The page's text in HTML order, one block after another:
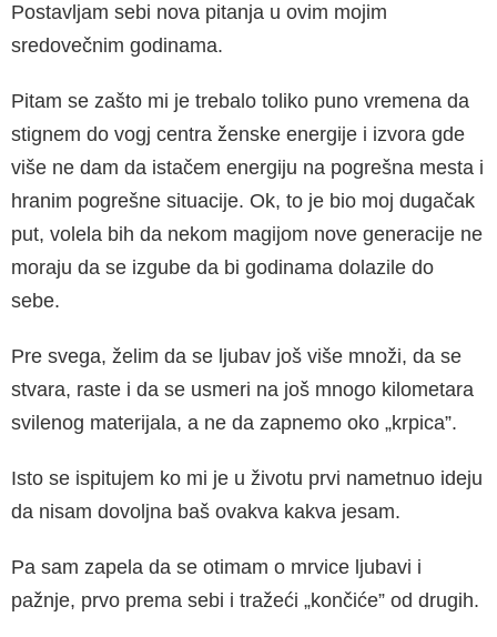
Postavljam sebi nova pitanja u ovim mojim
sredovečnim godinama.
Pitam se zašto mi je trebalo toliko puno vremena da
stignem do vogj centra ženske energije i izvora gde
više ne dam da istačem energiju na pogrešna mesta i
hranim pogrešne situacije. Ok, to je bio moj dugačak
put, volela bih da nekom magijom nove generacije ne
moraju da se izgube da bi godinama dolazile do
sebe.
Pre svega, želim da se ljubav još više množi, da se
stvara, raste i da se usmeri na još mnogo kilometara
svilenog materijala, a ne da zapnemo oko „krpica”.
Isto se ispitujem ko mi je u životu prvi nametnuo ideju
da nisam dovoljna baš ovakva kakva jesam.
Pa sam zapela da se otimam o mrvice ljubavi i
pažnje, prvo prema sebi i tražeći „končiće” od drugih.